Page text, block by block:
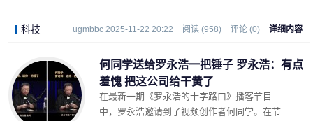
科技 ugmbbc 2025-11-22 20:22 阅读 (958) 评论 (0) 详细内容
何同学送给罗永浩一把锤子 罗永浩：有点
羞愧 把这公司给干黄了
在最新一期《罗永浩的十字路口》播客节目
中，罗永浩邀请到了视频创作者何同学。在节